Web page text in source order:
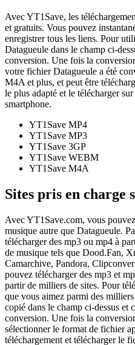
Avec YT1Save, les
et gratuits. Vous pouvez
enregistrer tous les liens. Pour
Datagueule dans le champ ci-
conversion. Une fois la
votre fichier Datagueule a été
M4A et plus, et peut être
le plus adapté et le télécharger
smartphone.
YT1Save MP4
YT1Save MP3
YT1Save 3GP
YT1Save WEBM
YT1Save M4A
Sites pris en charge
Avec YT1Save.com, vous
musique autre que Datagueule.
télécharger des mp3 ou mp4 à
de musique tels que Dood.Fan,
Camarchive, Pandora,
pouvez télécharger des mp3 et
partir de milliers de sites. Pour
que vous aimez parmi des
copié dans le champ ci-dessus et
conversion. Une fois la
sélectionner le format de fichier
téléchargement et télécharger le